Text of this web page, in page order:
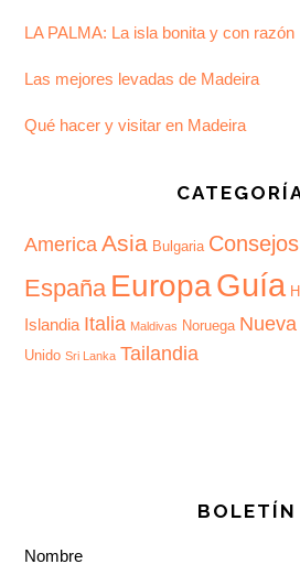
LA PALMA: La isla bonita y con razón
Las mejores levadas de Madeira
Qué hacer y visitar en Madeira
America Asia Bulgaria Consejos
España EuropaGuía
Islandia Italia Maldivas Noruega
Unido Sri Lanka Tailandia
BOLETÍN
Nombre